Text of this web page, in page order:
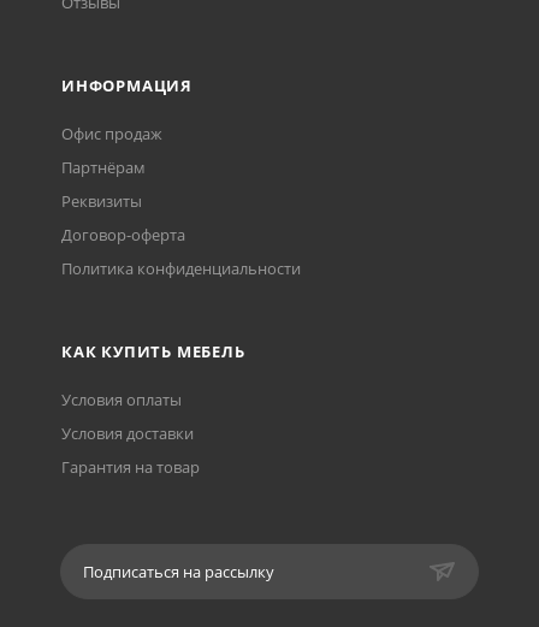
ИНФОРМАЦИЯ
Офис продаж
Партнёрам
Реквизиты
Договор-оферта
Политика конфиденциальности
КАК КУПИТЬ МЕБЕЛЬ
Условия оплаты
Условия доставки
Гарантия на товар
Подписаться на рассылку